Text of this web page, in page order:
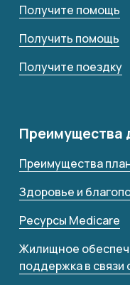
Получите помощь
Получить помощь
Получите поездку
Преимущества
Преимущества
Здоровье и
Ресурсы Medicare
Жилищное
поддержка в связи